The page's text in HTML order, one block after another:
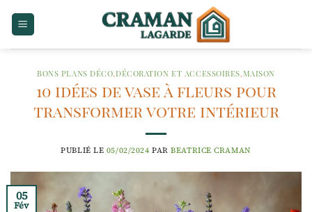
BONS PLANS DÉCO,DÉCORATION ET ACCESSOIRES,MAISON
10 idées de vase à fleurs pour
transformer votre intérieur
PUBLIÉ LE 05/02/2024 PARBEATRICE CRAMAN
05
Fév